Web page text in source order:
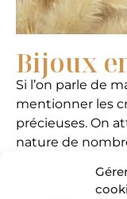
Bijoux
Si l’on parle de
mentionner les
précieuses. On
nature de
que la pierre